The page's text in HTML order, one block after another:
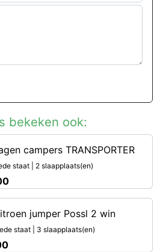
bekeken ook:
campers TRANSPORTER
staat | 2 slaapplaats(en)
jumper Possl 2 win
staat | 3 slaapplaats(en)